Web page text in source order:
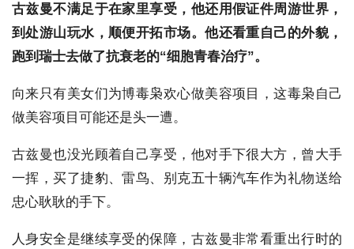
古兹曼不满足于在家里享受，他还用假证件周游世界，
到处游山玩水，顺便开拓市场。他还看重自己的外貌，
跑到瑞士去做了抗衰老的“细胞青春治疗”。
向来只有美女们为博毒枭欢心做美容项目，这毒枭自己
做美容项目可能还是头一遭。
古兹曼也没光顾着自己享受，他对手下很大方，曾大手
一挥，买了捷豹、雷鸟、别克五十辆汽车作为礼物送给
忠心耿耿的手下。
人身安全是继续享受的保障，古兹曼非常看重出行时的